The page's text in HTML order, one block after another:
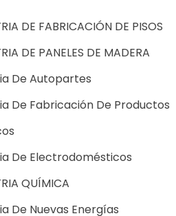
DE FABRICACIÓN DE PISOS
DE PANELES DE MADERA
De Autopartes
De Fabricación De Productos
De Electrodomésticos
QUÍMICA
De Nuevas Energías